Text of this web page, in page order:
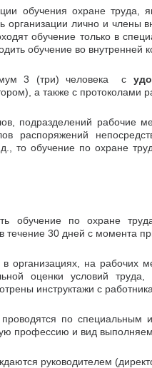
обучения охране труда,
организации лично и члены
обучение только в
обучение во внутренней
3 (три) человека с
а также с протоколами
подразделений
распоряжений
то обучение по охране
обучение по охране
течение 30 дней с момента
организациях, на рабочих
оценки условий
инструктажи с
по специальным
профессию и вид
руководителем